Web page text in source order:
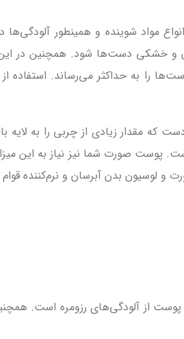
مواد شوینده و همینطور
دست‌ها شود. همچنین در این
به حداکثر می‌رساند. استفاده از
که مقدار زیادی از چربی را به
پوست صورت شما نیز نیاز به این
بدن آبرسان و نرم‌کننده قوام
از آلودگی‌های رزومره است.